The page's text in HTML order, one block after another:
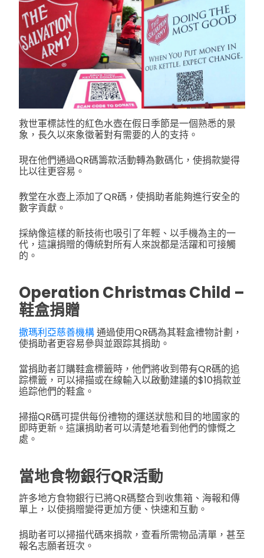
救世軍標誌性的紅色水壺在假日季節是一個熟悉的景
象，長久以來象徵著對有需要的人的支持。
現在他們通過QR碼籌款活動轉為數碼化，使捐款變得
比以往更容易。
教堂在水壺上添加了QR碼，使捐助者能夠進行安全的
數字貢獻。
採納像這樣的新技術也吸引了年輕、以手機為主的一
代，這讓捐贈的傳統對所有人來說都是活躍和可接觸
的。
Operation Christmas Child –
鞋盒捐贈
撒瑪利亞慈善機構通過使用QR碼為其鞋盒禮物計劃，
使捐助者更容易參與並跟踪其捐助。
當捐助者訂購鞋盒標籤時，他們將收到帶有QR碼的追
踪標籤，可以掃描或在線輸入以啟動建議的$10捐款並
追踪他們的鞋盒。
掃描QR碼可提供每份禮物的運送狀態和目的地國家的
即時更新。這讓捐助者可以清楚地看到他們的慷慨之
處。
當地食物銀行QR活動
許多地方食物銀行已將QR碼整合到收集箱、海報和傳
單上，以使捐贈變得更加方便、快速和互動。
捐助者可以掃描代碼來捐款，查看所需物品清單，甚至
報名志願者班次。